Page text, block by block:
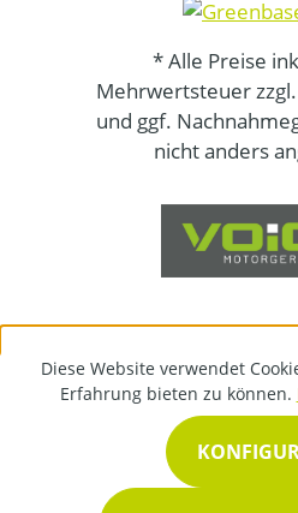
* Alle Preise
Mehrwertsteuer zzgl.
und ggf.
nicht anders
Diese Website verwendet
Erfahrung bieten zu können.